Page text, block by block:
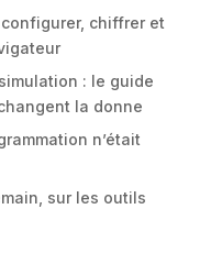
chiffrer et
: le guide
la donne
n’était
sur les outils